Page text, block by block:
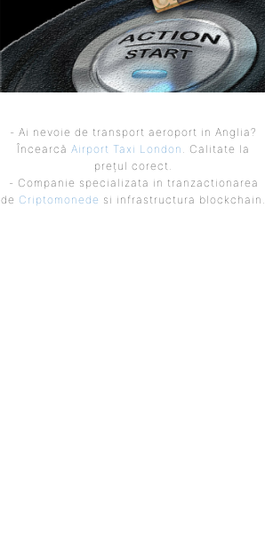
- Ai nevoie de transport aeroport in Anglia?
Încearcă Airport Taxi London . Calitate la
prețul corect.
- Companie specializata in tranzactionarea
de Criptomonede si infrastructura blockchain.